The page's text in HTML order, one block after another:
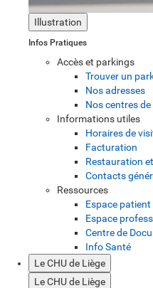
Illustration
Infos Pratiques
Accès et parkings
Trouver un
Nos adresses
Nos centres
Informations utiles
Horaires de
Facturation
Restauration
Contacts
Ressources
Espace patient
Espace
Centre de
Info Santé
Le CHU de Liège
Le CHU de Liège